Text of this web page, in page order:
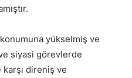
yükselmiş ve
siyasi görevlerde
karşı direniş ve